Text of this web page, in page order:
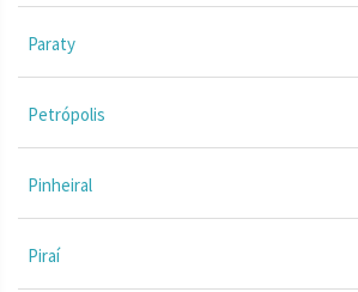
Paraty
Petrópolis
Pinheiral
Piraí